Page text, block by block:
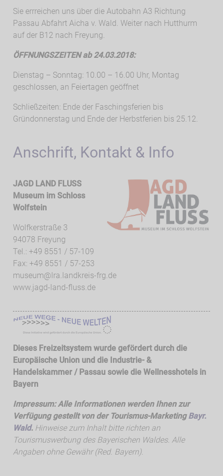
Sie errreichen uns über die Autobahn A3 Richtung
Passau Abfahrt Aicha v. Wald. Weiter nach Hutthurm
auf der B12 nach Freyung.
ÖFFNUNGSZEITEN ab 24.03.2018:
Dienstag – Sonntag: 10.00 – 16.00 Uhr, Montag
geschlossen, an Feiertagen geöffnet
Schließzeiten: Ende der Faschingsferien bis
Gründonnerstag und Ende der Herbstferien bis 25.12.
Anschrift, Kontakt & Info
JAGD LAND FLUSS
Museum im Schloss
Wolfstein
Wolfkerstraße 3
94078 Freyung
Tel.: +49 8551 / 57-109
Fax: +49 8551 / 57-253
museum@lra.landkreis-frg.de
www.jagd-land-fluss.de
Dieses Freizeitsystem wurde gefördert durch die
Europäische Union und die Industrie- &
Handelskammer / Passau sowie dieWellnesshotels in
Bayern
Impressum: Alle Informationen werden Ihnen zur
Verfügung gestellt von der Tourismus-MarketingBayr.
Wald. Hinweise zum Inhalt bitte richten an
Tourismuswerbung des Bayerischen Waldes. Alle
Angaben ohne Gewähr (Red. Bayern).